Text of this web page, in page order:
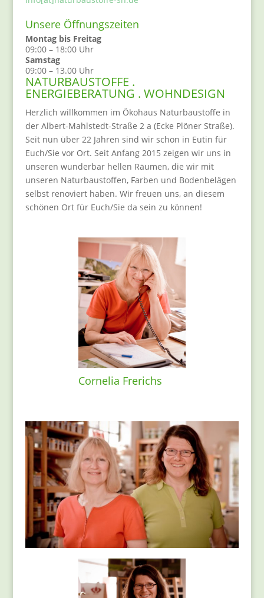
Unsere Öffnungszeiten
Montag bis Freitag
09:00 – 18:00 Uhr
Samstag
09:00 – 13.00 Uhr
NATURBAUSTOFFE .
ENERGIEBERATUNG . WOHNDESIGN
Herzlich willkommen im Ökohaus Naturbaustoffe in
der Albert-Mahlstedt-Straße 2 a (Ecke Plöner Straße).
Seit nun über 22 Jahren sind wir schon in Eutin für
Euch/Sie vor Ort. Seit Anfang 2015 zeigen wir uns in
unseren wunderbar hellen Räumen, die wir mit
unseren Naturbaustoffen, Farben und Bodenbelägen
selbst renoviert haben. Wir freuen uns, an diesem
schönen Ort für Euch/Sie da sein zu können!
Cornelia Frerichs